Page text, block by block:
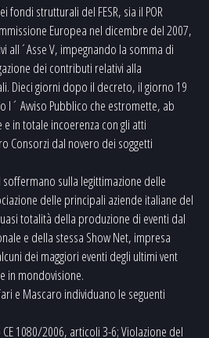
strutturali del FESR, sia il POR
Europea nel dicembre del 2007,
all´Asse V, impegnando la somma di
dei contributi relativi alla
Dieci giorni dopo il decreto, il giorno 19
l´ Avviso Pubblico che estromette, ab
in totale incoerenza con gli atti
Consorzi dal novero dei soggetti
sulla legittimazione delle
delle principali aziende italiane del
totalità della produzione di eventi dal
e della stessa Show Net, impresa
dei maggiori eventi degli ultimi vent
in mondovisione.
e Mascaro individuano le seguenti
1080/2006, articoli 3-6; Violazione del